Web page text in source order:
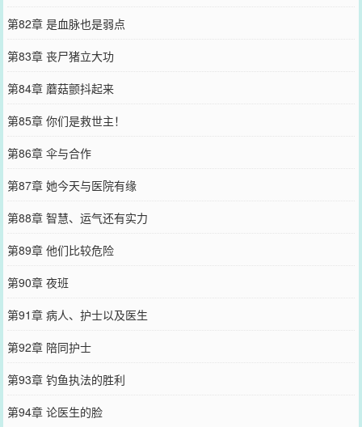
第82章 是血脉也是弱点
第83章 丧尸猪立大功
第84章 蘑菇颤抖起来
第85章 你们是救世主！
第86章 伞与合作
第87章 她今天与医院有缘
第88章 智慧、运气还有实力
第89章 他们比较危险
第90章 夜班
第91章 病人、护士以及医生
第92章 陪同护士
第93章 钓鱼执法的胜利
第94章 论医生的脸